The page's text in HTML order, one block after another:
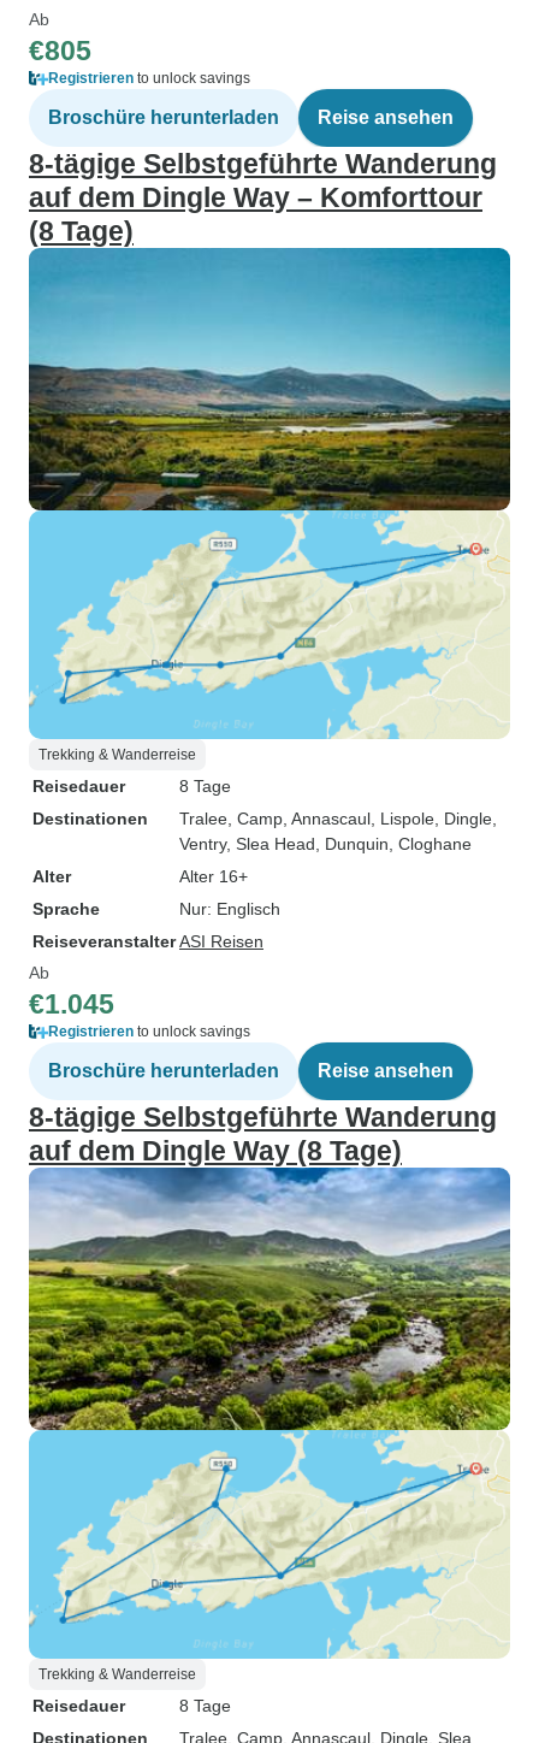
Ab
€805
Registrieren to unlock savings
Broschüre herunterladen Reise ansehen
8‑tägige Selbstgeführte Wanderung
auf dem Dingle Way – Komforttour
(8 Tage)
Trekking & Wanderreise
Reisedauer
8 Tage
Destinationen
Tralee , Camp , Annascaul , Lispole , Dingle
Ventry, Slea Head , Dunquin , Cloghane
Alter
Alter 16+
Sprache
Nur: Englisch
ReiseveranstalterASI Reisen
Ab
€1.045
Registrieren to unlock savings
Broschüre herunterladen Reise ansehen
8‑tägige Selbstgeführte Wanderung
auf dem Dingle Way (8 Tage)
Trekking & Wanderreise
Reisedauer
8 Tage
Destinationen
Tralee , Camp , Annascaul , Dingle , Slea